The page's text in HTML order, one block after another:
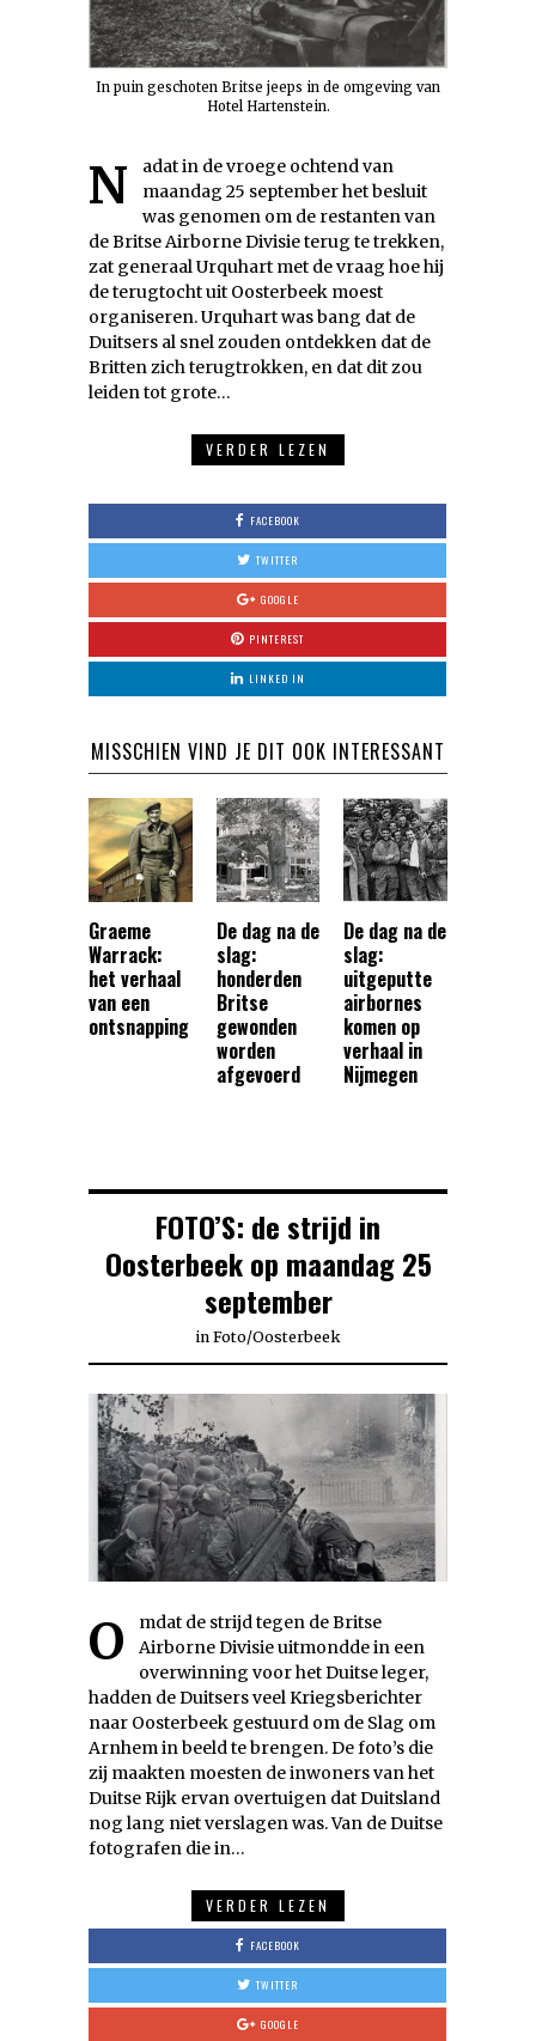
In puin geschoten Britse jeeps in de omgeving van
Hotel Hartenstein.
Nadat in de vroege ochtend van
maandag 25 september het besluit
was genomen om de restanten van
de Britse Airborne Divisie terug te trekken,
zat generaal Urquhart met de vraag hoe hij
de terugtocht uit Oosterbeek moest
organiseren. Urquhart was bang dat de
Duitsers al snel zouden ontdekken dat de
Britten zich terugtrokken, en dat dit zou
leiden tot grote…
VERDER LEZEN
FACEBOOK
TWITTER
GOOGLE
PINTEREST
LINKED IN
MISSCHIEN VIND JE DIT OOK INTERESSANT
Graeme
Warrack:
het verhaal
van een
ontsnapping
De dag na de
slag:
honderden
Britse
gewonden
worden
afgevoerd
De dag na de
slag:
uitgeputte
airbornes
komen op
verhaal in
Nijmegen
FOTO’S: de strijd in
Oosterbeek op maandag 25
september
in Foto/Oosterbeek
Omdat de strijd tegen de Britse
Airborne Divisie uitmondde in een
overwinning voor het Duitse leger,
hadden de Duitsers veel Kriegsberichter
naar Oosterbeek gestuurd om de Slag om
Arnhem in beeld te brengen. De foto’s die
zij maakten moesten de inwoners van het
Duitse Rijk ervan overtuigen dat Duitsland
nog lang niet verslagen was. Van de Duitse
fotografen die in…
VERDER LEZEN
FACEBOOK
TWITTER
GOOGLE